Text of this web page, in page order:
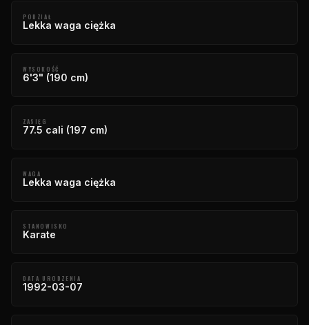
PODZIAŁ
Lekka waga ciężka
WYSOKOŚĆ
6'3" (190 cm)
ZASIĘG
77.5 cali (197 cm)
WAGA
Lekka waga ciężka
STANOWISKO
Karate
DATA URODZENIA
1992-03-07